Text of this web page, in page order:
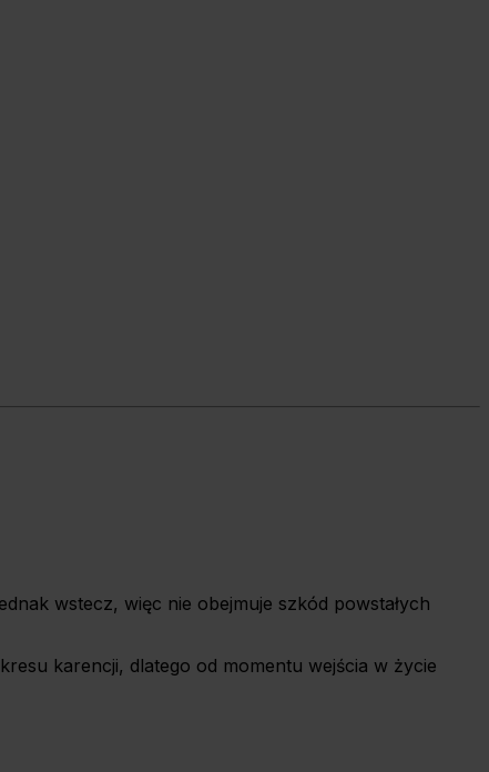
wstecz, więc nie obejmuje szkód powstałych
karencji, dlatego od momentu wejścia w życie